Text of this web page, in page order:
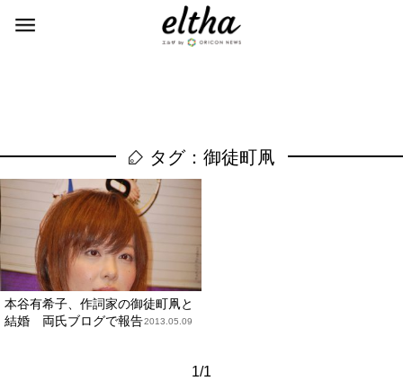
タグ：御徒町凧
本谷有希子、作詞家の御徒町凧と
結婚 両氏ブログで報告2013.05.09
1/1